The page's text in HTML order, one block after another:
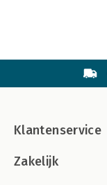
Klantenservice
Zakelijk